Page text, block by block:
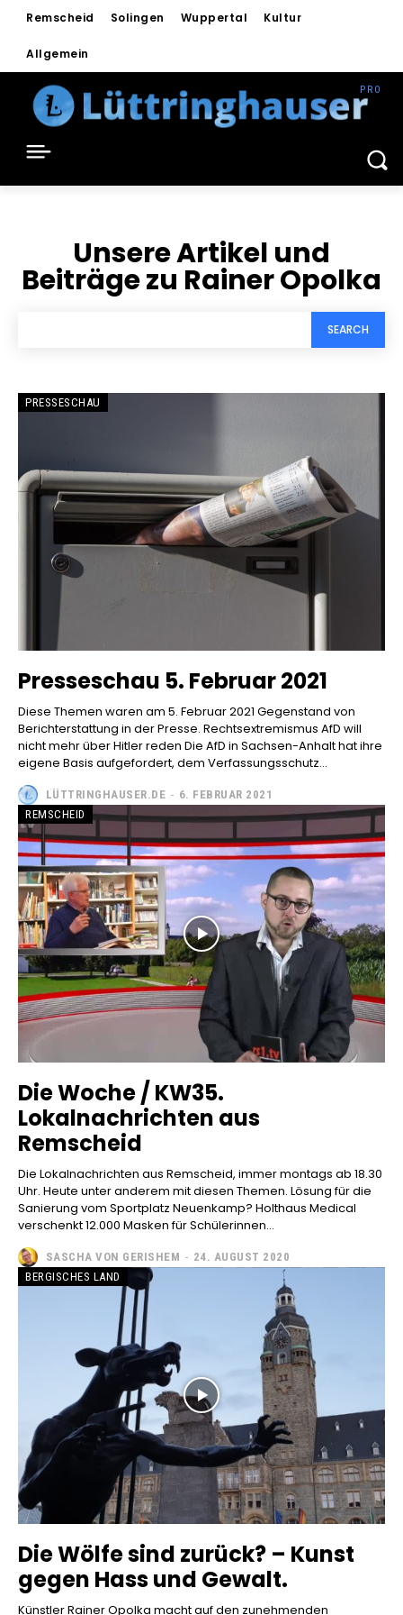
Remscheid Solingen Wuppertal Kultur
Allgemein
Unsere Artikel und
Beiträge zu Rainer Opolka
SEARCH
PRESSESCHAU
Presseschau 5. Februar 2021
Diese Themen waren am 5. Februar 2021 Gegenstand von
Berichterstattung in der Presse. Rechtsextremismus AfD will
nicht mehr über Hitler reden Die AfD in Sachsen-Anhalt hat ihre
eigene Basis aufgefordert, dem Verfassungsschutz...
LÜTTRINGHAUSER.DE - 6. FEBRUAR 2021
REMSCHEID
Die Woche / KW35.
Lokalnachrichten aus
Remscheid
Die Lokalnachrichten aus Remscheid, immer montags ab 18.30
Uhr. Heute unter anderem mit diesen Themen. Lösung für die
Sanierung vom Sportplatz Neuenkamp? Holthaus Medical
verschenkt 12.000 Masken für Schülerinnen...
SASCHA VON GERISHEM - 24. AUGUST 2020
BERGISCHES LAND
Die Wölfe sind zurück? – Kunst
gegen Hass und Gewalt.
Künstler Rainer Opolka macht auf den zunehmenden